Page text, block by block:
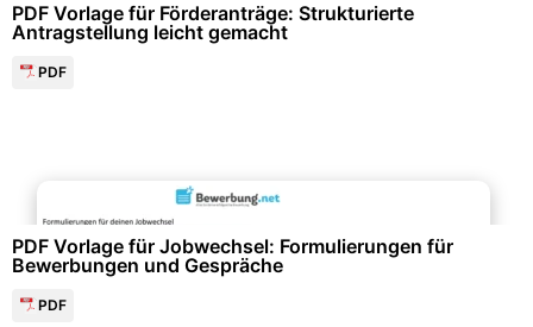
PDF Vorlage für Förderanträge: Strukturierte
Antragstellung leicht gemacht
PDF
PDF Vorlage für Jobwechsel: Formulierungen für
Bewerbungen und Gespräche
PDF